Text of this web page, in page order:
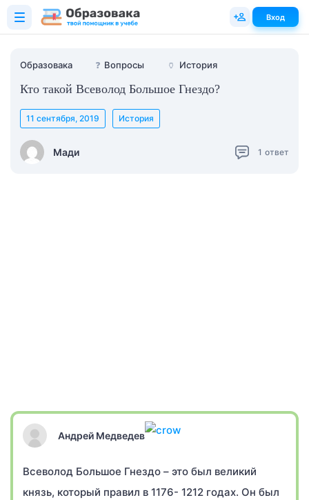
Образовака ❓ Вопросы 🏺 История
Кто такой Всеволод Большое Гнездо?
Мади
11 сентября, 2019 История
1 ответ
Андрей Медведев
Всеволод Большое Гнездо – это был великий
князь, который правил в 1176- 1212 годах. Он был
Вход